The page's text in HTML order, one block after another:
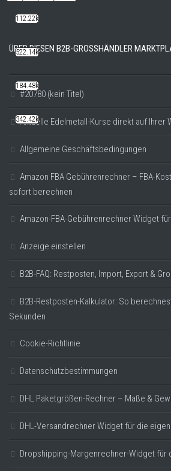
ÜBER DIESEN B2B-GROSSHÄNDLER
#20780 (kein Titel)
Aktuelle Edelmetall-Kurse direkt auf Ihrer
Allgemeine Geschäftsbedingungen
Amazon FBA Gebührenrechner – FBA-
sofort berechnen
Amazon-FBA-Gebührenrechner Widget
Anzeige einstellen
B2B-FAQ: Restposten, Import, Export &
B2B-Restposten-Kalkulator: So
Sekunden
Cookie-Richtlinie
Datenschutzbestimmungen
DHL Paketgrößen-Rechner – Maße &
DHL-Versandrechner Widget für die
Dropshipping-Margenrechner-Widget für
112.22k
522.14k
184.48k
342.42k